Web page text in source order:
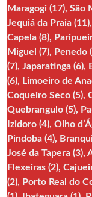
Maragogi (17), São
Jequiá da Praia
Capela (8),
Miguel (7), Penedo
(7), Japaratinga (6),
(6), Limoeiro de
Coqueiro Seco (5),
Quebrangulo (5),
Izidoro (4), Olho
Pindoba (4),
José da Tapera (3),
Flexeiras (2),
(2), Porto Real do